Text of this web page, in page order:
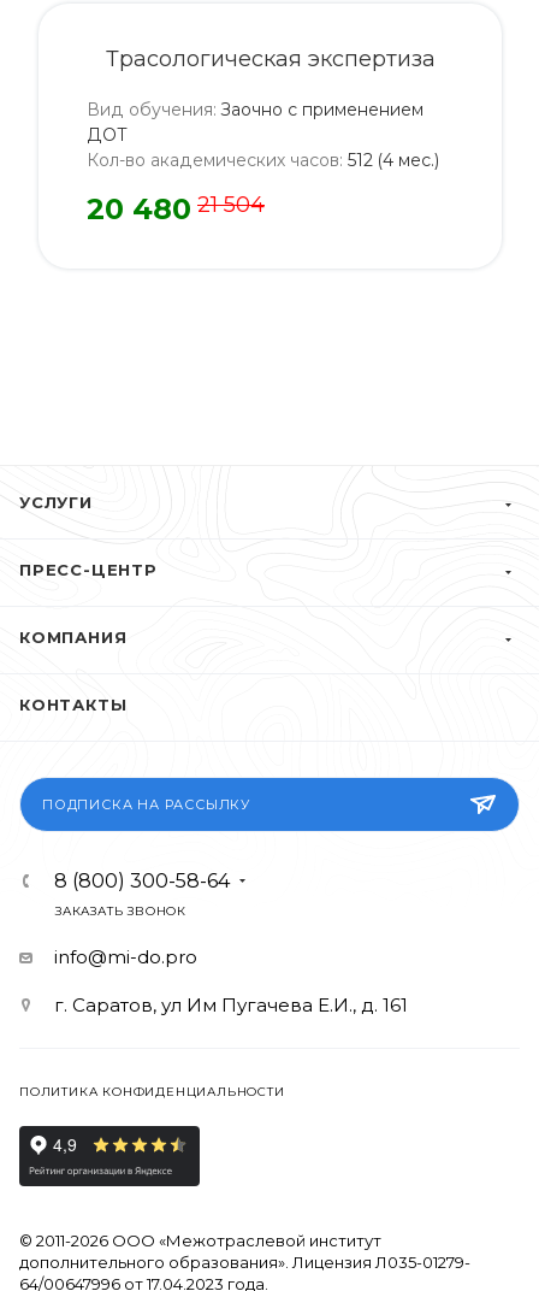
Трасологическая экспертиза
Вид обучения: Заочно с применением
ДОТ
Кол-во академических часов: 512 (4 мес.)
20 480 21 504
УСЛУГИ
ПРЕСС-ЦЕНТР
КОМПАНИЯ
КОНТАКТЫ
ПОДПИСКА НА РАССЫЛКУ
8 (800) 300-58-64
ЗАКАЗАТЬ ЗВОНОК
info@mi-do.pro
г. Саратов, ул Им Пугачева Е.И., д. 161
ПОЛИТИКА КОНФИДЕНЦИАЛЬНОСТИ
© 2011-2026 ООО «Межотраслевой институт
дополнительного образования». Лицензия Л035-01279-
64/00647996 от 17.04.2023 года.